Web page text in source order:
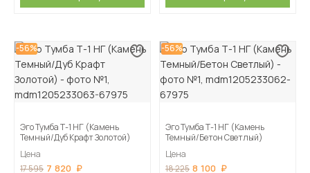
-56%
Эго Тумба Т-1 НГ (Камень
Темный/Дуб Крафт Золотой)
Цена
17 595 7 820
-56%
Эго Тумба Т-1 НГ (Камень
Темный/Бетон Светлый)
Цена
18 225 8 100